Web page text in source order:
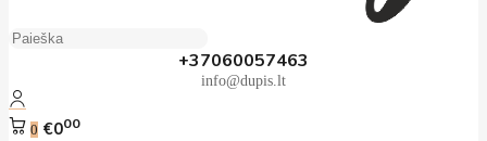
+37060057463
info@dupis.lt
0 €000